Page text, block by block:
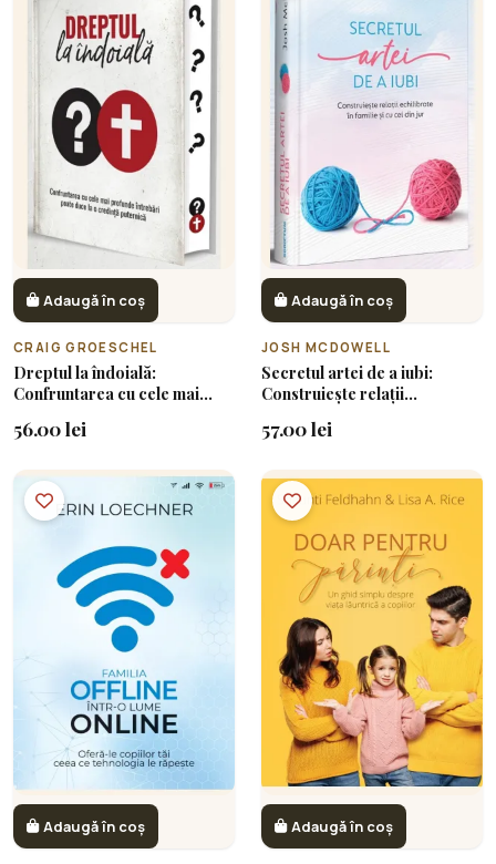
Adaugă în coș
CRAIG GROESCHEL
Dreptul la îndoială:
Confruntarea cu cele mai
duce la o credință puternică
56.00 lei
Adaugă în coș
JOSH MCDOWELL
Secretul artei de a iubi:
Construiește relații
din jur
57.00 lei
Adaugă în coș Adaugă în coș